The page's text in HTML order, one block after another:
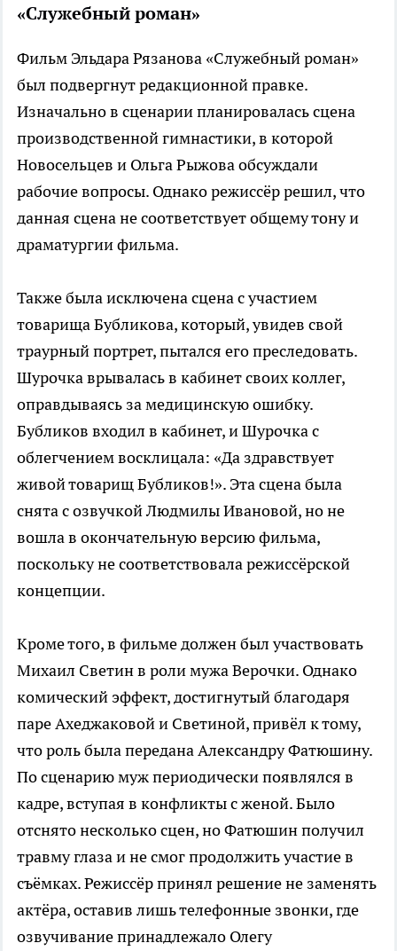
«Служебный роман»
Фильм Эльдара Рязанова «Служебный роман»
был подвергнут редакционной правке.
Изначально в сценарии планировалась сцена
производственной гимнастики, в которой
Новосельцев и Ольга Рыжова обсуждали
рабочие вопросы. Однако режиссёр решил, что
данная сцена не соответствует общему тону и
драматургии фильма.
Также была исключена сцена с участием
товарища Бубликова, который, увидев свой
траурный портрет, пытался его преследовать.
Шурочка врывалась в кабинет своих коллег,
оправдываясь за медицинскую ошибку.
Бубликов входил в кабинет, и Шурочка с
облегчением восклицала: «Да здравствует
живой товарищ Бубликов!». Эта сцена была
снята с озвучкой Людмилы Ивановой, но не
вошла в окончательную версию фильма,
поскольку не соответствовала режиссёрской
концепции.
Кроме того, в фильме должен был участвовать
Михаил Светин в роли мужа Верочки. Однако
комический эффект, достигнутый благодаря
паре Ахеджаковой и Светиной, привёл к тому,
что роль была передана Александру Фатюшину.
По сценарию муж периодически появлялся в
кадре, вступая в конфликты с женой. Было
отснято несколько сцен, но Фатюшин получил
травму глаза и не смог продолжить участие в
съёмках. Режиссёр принял решение не заменять
актёра, оставив лишь телефонные звонки, где
озвучивание принадлежало Олегу